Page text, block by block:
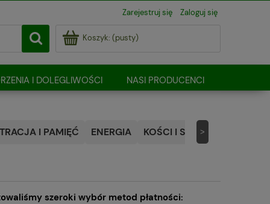
Zarejestruj się Zaloguj się
Koszyk: (pusty)
I DOLEGLIWOŚCI
NASI PRODUCENCI
I PAMIĘĆ ENERGIA KOŚCI I STAWY
>
szeroki wybór metod płatności: